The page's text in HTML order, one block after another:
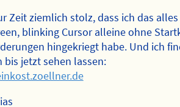
Zeit ziemlich stolz, dass ich das
blinking Cursor alleine ohne
hingekriegt habe. Und ich
bis jetzt sehen lassen: